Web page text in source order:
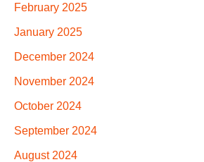
February 2025
January 2025
December 2024
November 2024
October 2024
September 2024
August 2024